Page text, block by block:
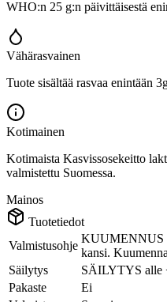
WHO:n 25 g:n päivittäisestä
Vähärasvainen
Tuote sisältää rasvaa enintään
Kotimainen
Kotimaista Kasvissosekeitto
valmistettu Suomessa.
Mainos
Tuotetiedot
Valmistusohje
KUUMENNUS
kansi.
Säilytys
SÄILYTYS alle
Pakaste
Ei